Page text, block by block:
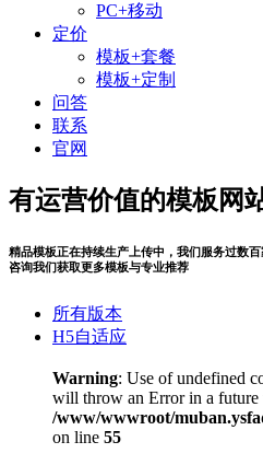
PC+移动
定价
模板+套餐
模板+定制
问答
联系
官网
有运营价值的模板网
精品模板正在持续生产上传中，我们服务过数
咨询我们获取更多模板与专业推荐
所有版本
H5自适应
Warning: Use of undefined
will throw an Error in a future
/www/wwwroot/
on line 55